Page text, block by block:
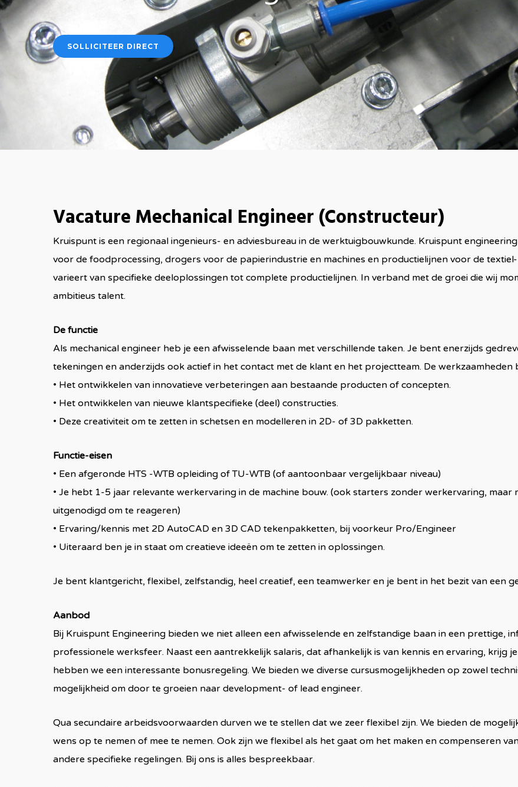
SOLLICITEER DIRECT
Vacature Mechanical Engineer (Constructeur)
Kruispunt is een regionaal ingenieurs- en adviesbureau in de werktuigbouwkunde. Kruispunt
voor de foodprocessing, drogers voor de papierindustrie en machines en productielijnen voor de
varieert van specifieke deeloplossingen tot complete productielijnen. In verband met de groei die wij
ambitieus talent.
De functie
Als mechanical engineer heb je een afwisselende baan met verschillende taken. Je bent enerzijds
tekeningen en anderzijds ook actief in het contact met de klant en het projectteam. De werkzaamheden
• Het ontwikkelen van innovatieve verbeteringen aan bestaande producten of concepten.
• Het ontwikkelen van nieuwe klantspecifieke (deel) constructies.
• Deze creativiteit om te zetten in schetsen en modelleren in 2D- of 3D pakketten.
Functie-eisen
• Een afgeronde HTS -WTB opleiding of TU-WTB (of aantoonbaar vergelijkbaar niveau)
• Je hebt 1-5 jaar relevante werkervaring in de machine bouw. (ook starters zonder werkervaring,
uitgenodigd om te reageren)
• Ervaring/kennis met 2D AutoCAD en 3D CAD tekenpakketten, bij voorkeur Pro/Engineer
• Uiteraard ben je in staat om creatieve ideeën om te zetten in oplossingen.
Je bent klantgericht, flexibel, zelfstandig, heel creatief, een teamwerker en je bent in het bezit van een
Aanbod
Bij Kruispunt Engineering bieden we niet alleen een afwisselende en zelfstandige baan in een prettige,
professionele werksfeer. Naast een aantrekkelijk salaris, dat afhankelijk is van kennis en ervaring, krijg
hebben we een interessante bonusregeling. We bieden we diverse cursusmogelijkheden op zowel
mogelijkheid om door te groeien naar development- of lead engineer.
Qua secundaire arbeidsvoorwaarden durven we te stellen dat we zeer flexibel zijn. We bieden de
wens op te nemen of mee te nemen. Ook zijn we flexibel als het gaat om het maken en compenseren
andere specifieke regelingen. Bij ons is alles bespreekbaar.